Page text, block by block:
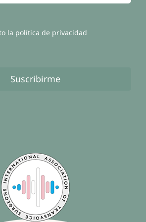
la política de privacidad
Suscribirme